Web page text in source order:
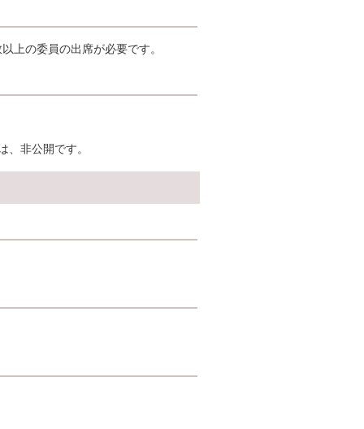
上の委員の出席が必要です。
、非公開です。